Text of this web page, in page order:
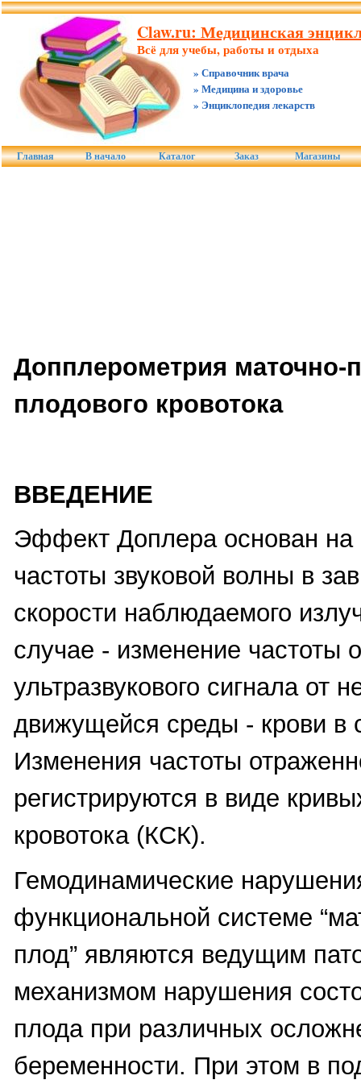
Claw.ru: Медицинская
Всё для учебы, работы и отдыха
» Справочник врача
» Медицина и здоровье
» Энциклопедия лекарств
Главная В начало Каталог Заказ Магазины
Допплерометрия маточно-
плодового кровотока
ВВЕДЕНИЕ
Эффект Доплера основан на
частоты звуковой волны в
скорости наблюдаемого
случае - изменение частоты
ультразвукового сигнала от
движущейся среды - крови в
Изменения частоты
регистрируются в виде
кровотока (КСК).
Гемодинамические
функциональной системе
плод” являются ведущим
механизмом нарушения
плода при различных
беременности. При этом в